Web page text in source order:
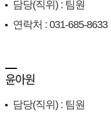
담당(직위) : 팀원
연락처 : 031-685-8633
윤아원
담당(직위) : 팀원